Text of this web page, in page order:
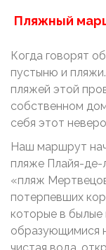
Пляжный
Когда говорят
пустыню и
пляжей этой
собственном
себя этот
Наш маршрут
пляже Плайя-де-
«пляж
потерпевших
которые в былые
образующимися